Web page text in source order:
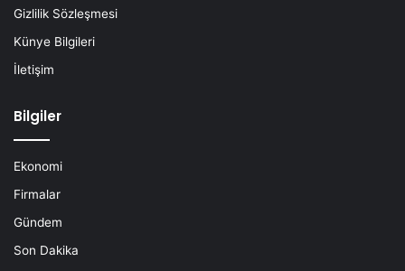
Gizlilik Sözleşmesi
Künye Bilgileri
İletişim
Bilgiler
Ekonomi
Firmalar
Gündem
Son Dakika